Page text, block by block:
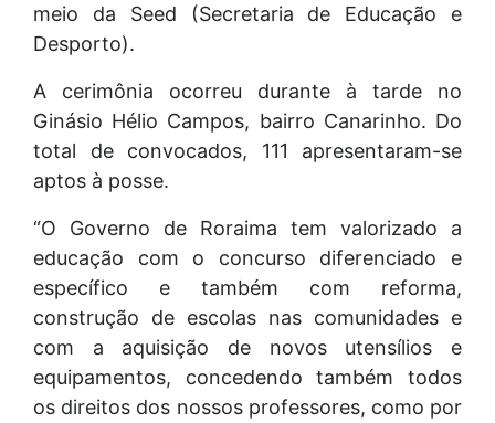
meio da Seed (Secretaria de Educação e
Desporto).
A cerimônia ocorreu durante à tarde no
Ginásio Hélio Campos, bairro Canarinho. Do
total de convocados, 111 apresentaram-se
aptos à posse.
“O Governo de Roraima tem valorizado a
educação com o concurso diferenciado e
específico e também com reforma,
construção de escolas nas comunidades e
com a aquisição de novos utensílios e
equipamentos, concedendo também todos
os direitos dos nossos professores, como por